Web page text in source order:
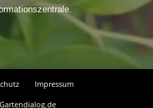
Impressum